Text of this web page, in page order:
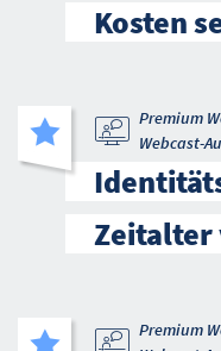
Kosten
Premium
Webcast-
Zeitalter
Premium